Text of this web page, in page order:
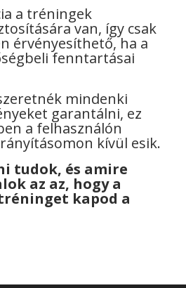
a tréningek
van, így csak
érvényesíthető, ha a
fenntartásai
mindenki
garantálni, ez
a felhasználón
kívül esik.
tudok, és amire
az az, hogy a
kapod a